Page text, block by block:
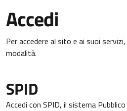
Accedi
Per accedere al sito e ai suoi
modalità.
SPID
Accedi con SPID, il sistema